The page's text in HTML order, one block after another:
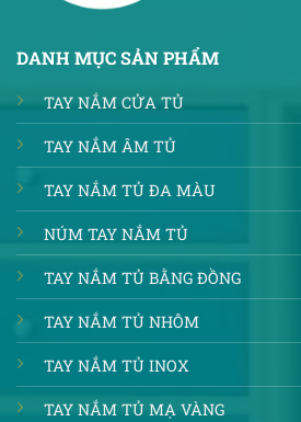
DANH MỤC SẢN PHẨM
TAY NẮM CỬA TỦ
TAY NẮM ÂM TỦ
TAY NẮM TỦ ĐA MÀU
NÚM TAY NẮM TỦ
TAY NẮM TỦ BẰNG ĐỒNG
TAY NẮM TỦ NHÔM
TAY NẮM TỦ INOX
TAY NẮM TỦ MẠ VÀNG